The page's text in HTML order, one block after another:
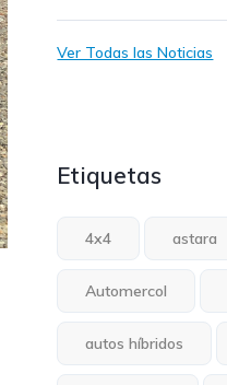
Ver Todas las Noticias
Etiquetas
4x4 astara
Automercol
autos híbridos